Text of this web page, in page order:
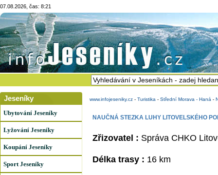
07.08.2026, čas: 8:21
Jeseníky
Ubytování Jeseníky
Lyžování Jeseníky
Koupání Jeseníky
Sport Jeseníky
www.infojeseniky.cz - Turistika - Střední Morava - Haná -
NAUČNÁ STEZKA LUHY LITOVELSKÉHO
Zřizovatel : Správa CHKO
Délka trasy : 16 km